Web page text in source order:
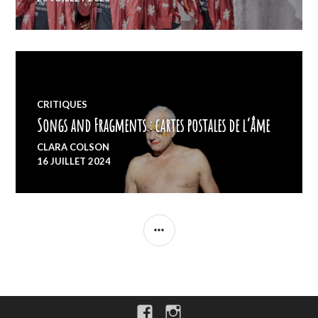
CRITIQUES
Songs and Fragments : cartes postales de l’âme
CLARA COLSON
16 JUILLET 2024
COLONNE
Facebook